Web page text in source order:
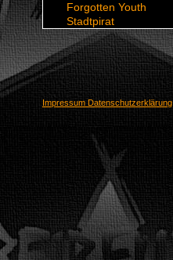
Forgotten Youth
Stadtpirat
Impressum Datenschutzerklärung